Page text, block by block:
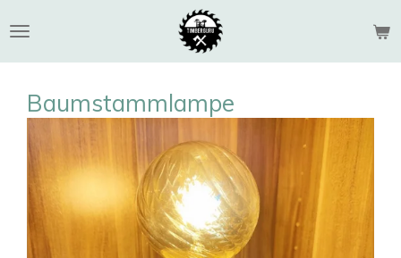
Hauptinhalt
springen
Baumstammlampe